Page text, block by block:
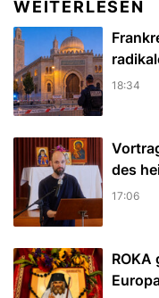
WEITERLESEN
18:34
des
17:06